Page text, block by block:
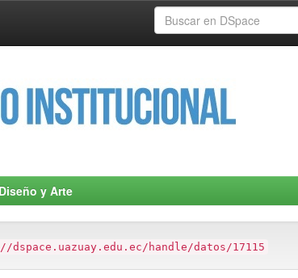
y Arte
dspace.uazuay.edu.ec/handle/datos/17115